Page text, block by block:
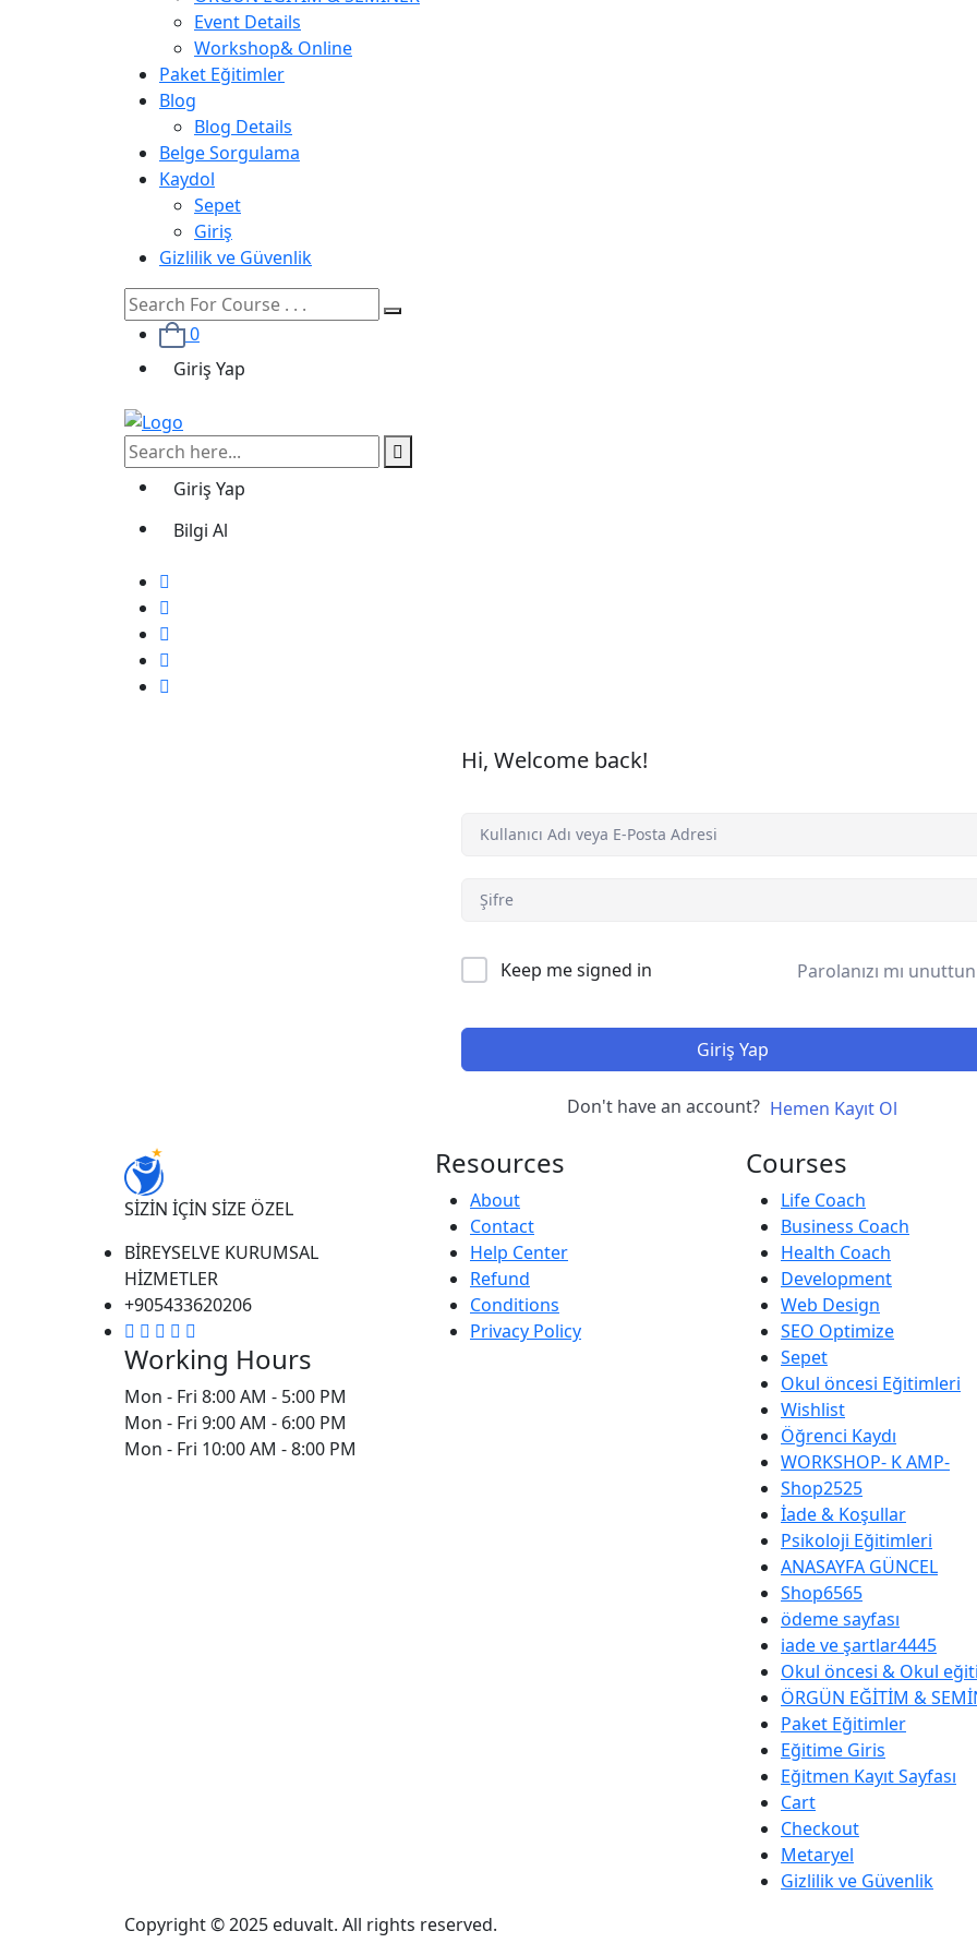
Event Details
Workshop& Online
Paket Eğitimler
Blog
Blog Details
Belge Sorgulama
Kaydol
Sepet
Giriş
Gizlilik ve Güvenlik
0
Giriş Yap
Giriş Yap
Bilgi Al
Hi, Welcome back!
Keep me signed in Parolanızı mı
Giriş Yap
Don't have an account? Hemen Kayıt Ol
SİZİN İÇİN SİZE ÖZEL
BİREYSELVE KURUMSAL
HİZMETLER
+905433620206
Working Hours
Mon - Fri 8:00 AM - 5:00 PM
Mon - Fri 9:00 AM - 6:00 PM
Mon - Fri 10:00 AM - 8:00 PM
Resources
About
Contact
Help Center
Refund
Conditions
Privacy Policy
Courses
Life Coach
Business Coach
Health Coach
Development
Web Design
SEO Optimize
Sepet
Okul öncesi Eğitimleri
Wishlist
Öğrenci Kaydı
WORKSHOP- K AMP-
Shop2525
İade & Koşullar
Psikoloji Eğitimleri
ANASAYFA GÜNCEL
Shop6565
ödeme sayfası
iade ve şartlar4445
Okul öncesi & Okul
ÖRGÜN EĞİTİM &
Paket Eğitimler
Eğitime Giris
Eğitmen Kayıt Sayfası
Cart
Checkout
Metaryel
Gizlilik ve Güvenlik
Copyright © 2025 eduvalt. All rights reserved.